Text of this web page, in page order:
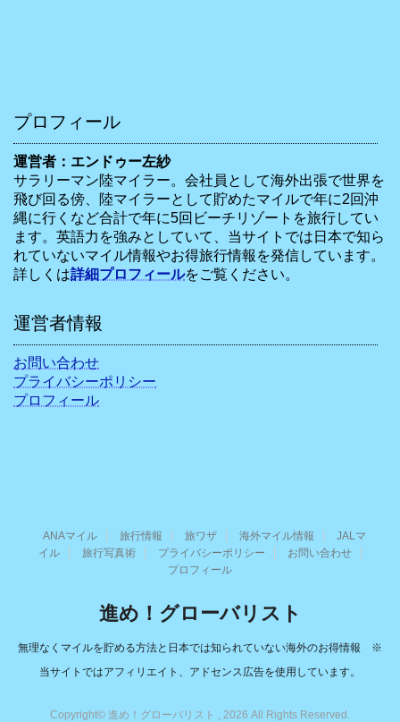
プロフィール
運営者：エンドゥー左紗
サラリーマン陸マイラー。会社員として海外出張で世界を
飛び回る傍、陸マイラーとして貯めたマイルで年に2回沖
縄に行くなど合計で年に5回ビーチリゾートを旅行してい
ます。英語力を強みとしていて、当サイトでは日本で知ら
れていないマイル情報やお得旅行情報を発信しています。
詳しくは詳細プロフィールをご覧ください。
運営者情報
お問い合わせ
プライバシーポリシー
プロフィール
ANAマイル 旅行情報 旅ワザ 海外マイル情報
JALマ
イル
旅行写真術 プライバシーポリシー
お問い合わせ
プロフィール
進め！グローバリスト
無理なくマイルを貯める方法と日本では知られていない海外のお得情報 ※
当サイトではアフィリエイト、アドセンス広告を使用しています。
Copyright© 進め！グローバリスト , 2026 All Rights Reserved.